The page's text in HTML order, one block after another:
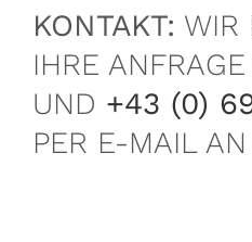
KONTAKT: WIR
IHRE
UND +43 (0)
PER E-MAIL AN